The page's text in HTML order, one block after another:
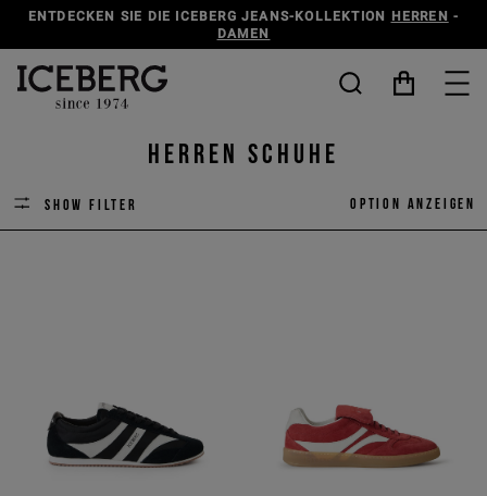
ENTDECKEN SIE DIE ICEBERG JEANS-KOLLEKTION HERREN -
DAMEN
Herren Schuhe
Show filter Option anzeigen